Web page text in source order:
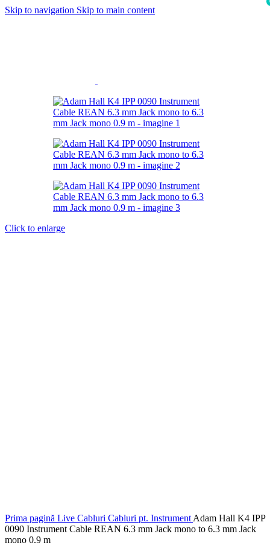
Skip to navigation Skip to main content
Click to enlarge
Prima pagină Live Cabluri Cabluri pt. Instrument Adam Hall K4 IPP
0090 Instrument Cable REAN 6.3 mm Jack mono to 6.3 mm Jack
mono 0.9 m